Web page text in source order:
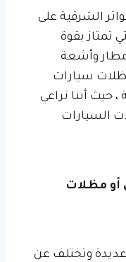
الشرقية على
تمتاز بقوة
وأشعة
سيارات
حيث أننا نراعي
السيارات
مظلات
وتختلف عن